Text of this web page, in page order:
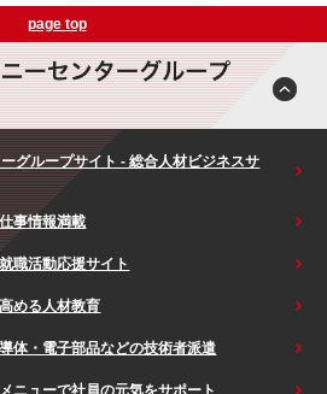
page top
グループサイト - 総合人材ビジネスサ
事情報満載
職活動応援サイト
める人材教育
体・電子部品などの技術者派遣
ニューで社員の元気をサポート